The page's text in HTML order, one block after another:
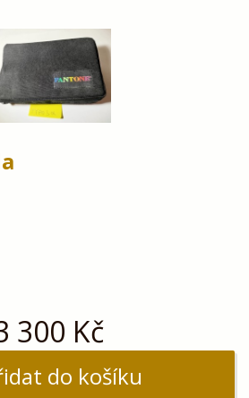
300 Kč
do košíku